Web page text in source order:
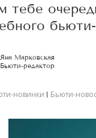
тебе
Яна Марковская
Бьюти-редактор
новинки Бьюти-